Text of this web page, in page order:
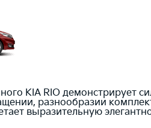
KIA RIO демонстрирует
разнообразии
выразительную